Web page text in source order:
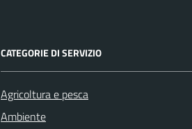
CATEGORIE DI SERVIZIO
Agricoltura e pesca
Ambiente